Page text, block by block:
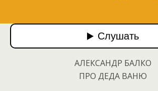
АЛЕКСАНДР БАЛКО
ПРО ДЕДА ВАНЮ